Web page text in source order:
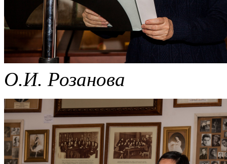
О.И. Розанова